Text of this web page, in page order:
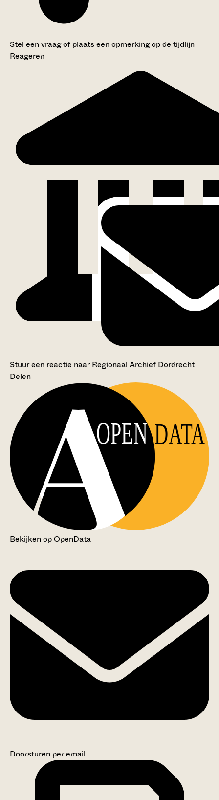
Stel een vraag of plaats een opmerking op de tijdlijn
Reageren
Stuur een reactie naar Regionaal Archief Dordrecht
Delen
OPEN DATA
Bekijken op OpenData
Doorsturen per email